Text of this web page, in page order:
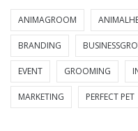
ANIMAGROOM
BRANDING
EVENT GROOMING
MARKETING PERFECT PET